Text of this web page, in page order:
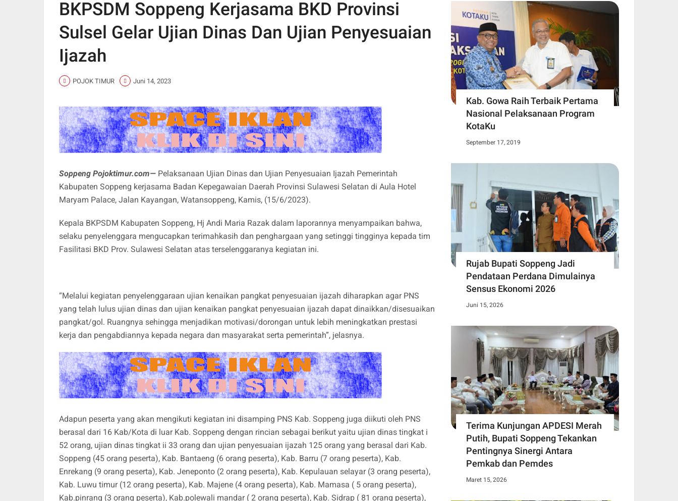
BKPSDM Soppeng Kerjasama BKD Provinsi
Sulsel Gelar Ujian Dinas Dan Ujian Penyesuaian
Ijazah
POJOK TIMUR Juni 14, 2023
Soppeng Pojoktimur.com— Pelaksanaan Ujian Dinas dan Ujian Penyesuaian Ijazah Pemerintah
Kabupaten Soppeng kerjasama Badan Kepegawaian Daerah Provinsi Sulawesi Selatan di Aula Hotel
Maryam Palace, Jalan Kayangan, Watansoppeng, Kamis, (15/6/2023).
Kepala BKPSDM Kabupaten Soppeng, Hj Andi Maria Razak dalam laporannya menyampaikan bahwa,
selaku penyelenggara mengucapkan terimahkasih dan penghargaan yang setinggi tingginya kepada tim
Fasilitasi BKD Prov. Sulawesi Selatan atas terselenggaranya kegiatan ini.
“Melalui kegiatan penyelenggaraan ujian kenaikan pangkat penyesuaian ijazah diharapkan agar PNS
yang telah lulus ujian dinas dan ujian kenaikan pangkat penyesuaian ijazah dapat dinaikkan/disesuaikan
pangkat/gol. Ruangnya sehingga menjadikan motivasi/dorongan untuk lebih meningkatkan prestasi
kerja dan pengabdiannya kepada negara dan masyarakat serta pemerintah”, jelasnya.
Adapun peserta yang akan mengikuti kegiatan ini disamping PNS Kab. Soppeng juga diikuti oleh PNS
berasal dari 16 Kab/Kota di luar Kab. Soppeng dengan rincian sebagai berikut yaitu ujian dinas tingkat i
52 orang, ujian dinas tingkat ii 33 orang dan ujian penyesuaian ijazah 125 orang yang berasal dari Kab.
Soppeng (45 orang peserta), Kab. Bantaeng (6 orang peserta), Kab. Barru (7 orang peserta), Kab.
Enrekang (9 orang peserta), Kab. Jeneponto (2 orang peserta), Kab. Kepulauan selayar (3 orang peserta),
Kab. Luwu timur (12 orang peserta), Kab. Majene (4 orang peserta), Kab. Mamasa ( 5 orang peserta),
Kab.pinrang (3 orang peserta), Kab.polewali mandar ( 2 orang peserta), Kab. Sidrap ( 81 orang peserta),
Kab. Gowa Raih Terbaik Pertama
Nasional Pelaksanaan Program
KotaKu
September 17, 2019
Rujab Bupati Soppeng Jadi
Pendataan Perdana Dimulainya
Sensus Ekonomi 2026
Juni 15, 2026
Terima Kunjungan APDESI Merah
Putih, Bupati Soppeng Tekankan
Pentingnya Sinergi Antara
Pemkab dan Pemdes
Maret 15, 2026